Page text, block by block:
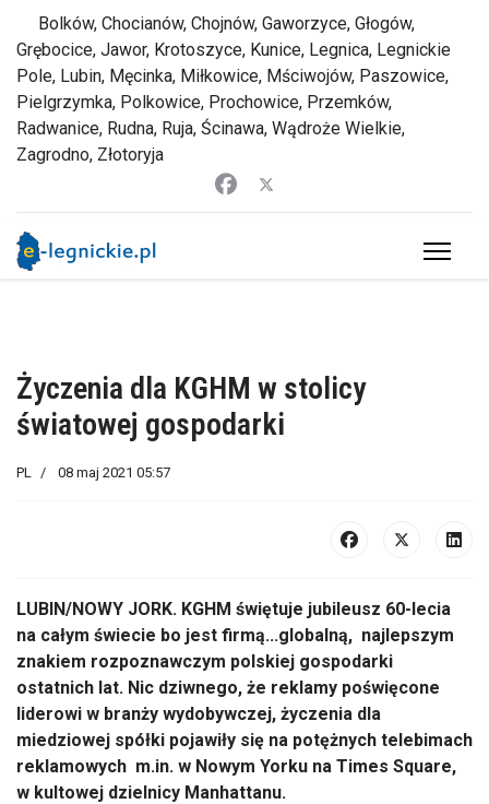
Bolków, Chocianów, Chojnów, Gaworzyce, Głogów,
Grębocice, Jawor, Krotoszyce, Kunice, Legnica, Legnickie
Pole, Lubin, Męcinka, Miłkowice, Mściwojów, Paszowice,
Pielgrzymka, Polkowice, Prochowice, Przemków,
Radwanice, Rudna, Ruja, Ścinawa, Wądroże Wielkie,
Zagrodno, Złotoryja
Życzenia dla KGHM w stolicy
światowej gospodarki
PL 08 maj 2021 05:57
LUBIN/NOWY JORK. KGHM świętuje jubileusz 60-lecia
na całym świecie bo jest firmą...globalną, najlepszym
znakiem rozpoznawczym polskiej gospodarki
ostatnich lat. Nic dziwnego, że reklamy poświęcone
liderowi w branży wydobywczej, życzenia dla
miedziowej spółki pojawiły się na potężnych telebimach
reklamowych m.in. w Nowym Yorku na Times Square,
w kultowej dzielnicy Manhattanu.